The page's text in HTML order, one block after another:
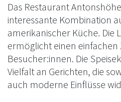
Das Restaurant
interessante Kombination
amerikanischer Küche. Die
ermöglicht einen einfachen
Besucher:innen. Die
Vielfalt an Gerichten, die
auch moderne Einflüsse